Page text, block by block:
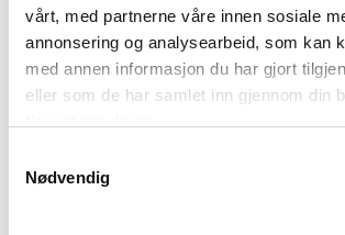
vårt, med partnerne våre innen sosiale
annonsering og analysearbeid, som kan
med annen informasjon du har gjort
eller som de har samlet inn gjennom din
Nødvendig
Følg oss gjerne på
sosiale medier!